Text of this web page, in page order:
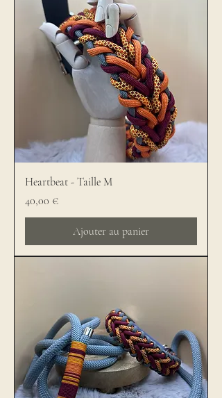
Heartbeat - Taille M
Prix
40,00 €
Ajouter au panier